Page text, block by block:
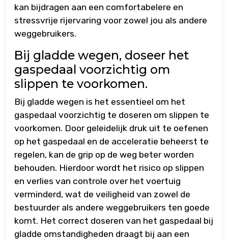
kan bijdragen aan een comfortabelere en
stressvrije rijervaring voor zowel jou als andere
weggebruikers.
Bij gladde wegen, doseer het
gaspedaal voorzichtig om
slippen te voorkomen.
Bij gladde wegen is het essentieel om het
gaspedaal voorzichtig te doseren om slippen te
voorkomen. Door geleidelijk druk uit te oefenen
op het gaspedaal en de acceleratie beheerst te
regelen, kan de grip op de weg beter worden
behouden. Hierdoor wordt het risico op slippen
en verlies van controle over het voertuig
verminderd, wat de veiligheid van zowel de
bestuurder als andere weggebruikers ten goede
komt. Het correct doseren van het gaspedaal bij
gladde omstandigheden draagt bij aan een